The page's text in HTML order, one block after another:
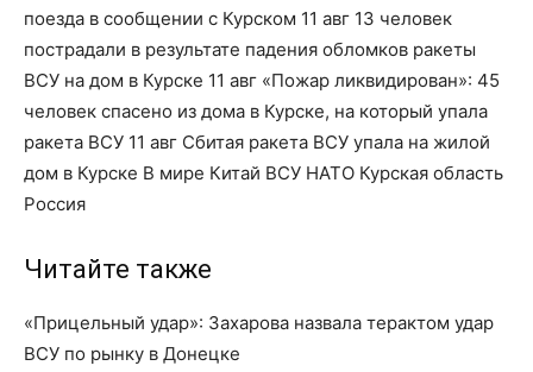
поезда в сообщении с Курском 11 авг 13 человек
пострадали в результате падения обломков ракеты
ВСУ на дом в Курске 11 авг «Пожар ликвидирован»: 45
человек спасено из дома в Курске, на который упала
ракета ВСУ 11 авг Сбитая ракета ВСУ упала на жилой
дом в Курске В мире Китай ВСУ НАТО Курская область
Россия
Читайте также
«Прицельный удар»: Захарова назвала терактом удар
ВСУ по рынку в Донецке